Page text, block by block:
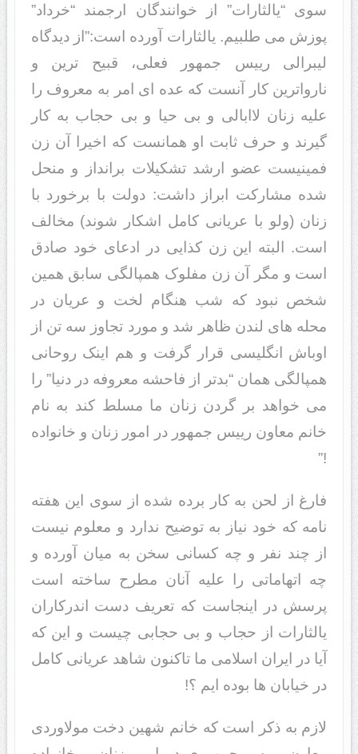
سوی “یالثارات” از خوانندگان ارجمند “خرداد”
پوزش می طلبیم. یالثارات آورده است:”از دیدگاه
لیبرالی رییس جمهور فعلی، قبیح ترین و
نارواترین کار آنست که عده ای امر به معروف را
علیه زنان لاابالی و بی حیا و بی حجاب به کار
گیرند و حرف ثابت او همانست که اخیرا آن زن
فمینیست عضو ارشد تشکیلات برانداز و منحل
شده مشارکت ابراز داشت: دولت با برخورد با
زنان (ولو با عریانی کامل اشکار شوند) مخالف
است. البته این زن کذایی در ادعای خود صادق
است و مگر آن زن مفلوک همپالگی سابق همین
شخص نبود که شب هنگام لخت و عریان در
محله های لندن ظاهر شد و مورد تجاوز سه تن از
اوباش انگلیسی قرار گرفت و هم اینک روحانی
همپالگی همان “بدتر از فاحشه معروفه در دنیا” را
می خواهد بر گردن زنان ما مسلط کند به نام
خانم معاون رییس جمهور در امور زنان و خانواده
!”
فارغ از لحن به کار برده شده از سوی این هفته
نامه که خود نیاز به توضیح ندارد و معلوم نیست
از چند نفر و چه کسانی سخن به میان آورده و
چه اتهاماتی را علیه آنان مطرح ساخته است
پرسش در اینجاست که تعریف دست اندرکاران
یالثارات از حجاب و بی حجابی چیست و این که
آیا در ایران اسلامی ما تاکنون شاهد عریانی کامل
در خیابان ها بوده ایم ؟!
لازم به ذکر است که خانم شهین دخت مولاوردی